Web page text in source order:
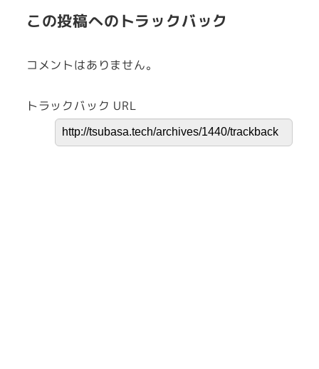
この投稿へのトラックバック
コメントはありません。
トラックバック URL